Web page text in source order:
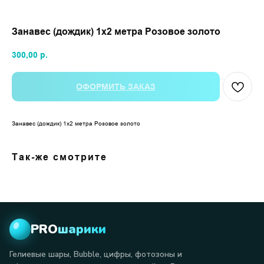
Занавес (дождик) 1х2 метра Розовое золото
300,00 р.
ОФОРМИТЬ ЗАКАЗ
Занавес (дождик) 1х2 метра Розовое золото
Так-же смотрите
PROшарики
Гелиевые шары, Bubble, цифры, фотозоны и